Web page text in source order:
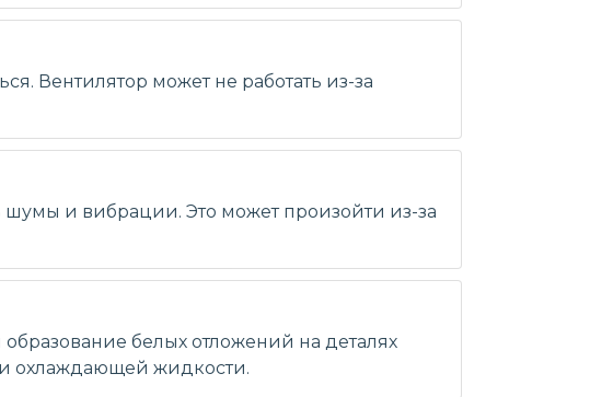
Вентилятор может не работать из-за
шумы и вибрации. Это может произойти из-за
белых отложений на деталях
охлаждающей жидкости.